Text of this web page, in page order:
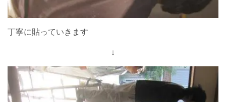
丁寧に貼っていきます
↓